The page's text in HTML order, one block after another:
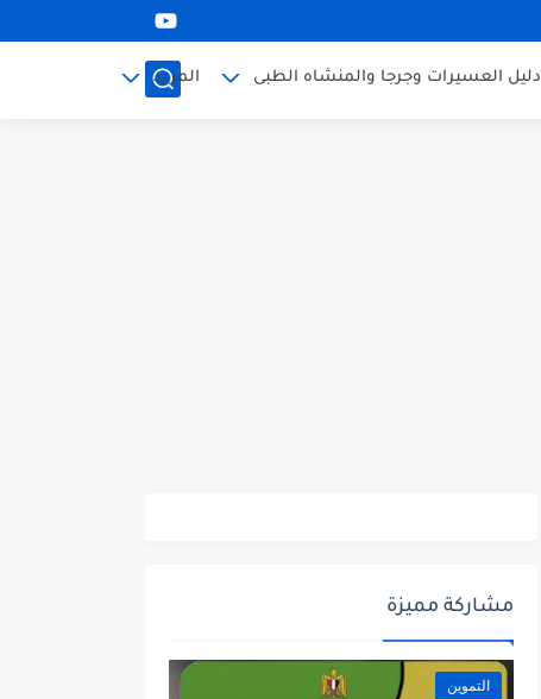
دليل العسيرات وجرجا والمنشاه الطبى المزيد
مشاركة مميزة
التموين